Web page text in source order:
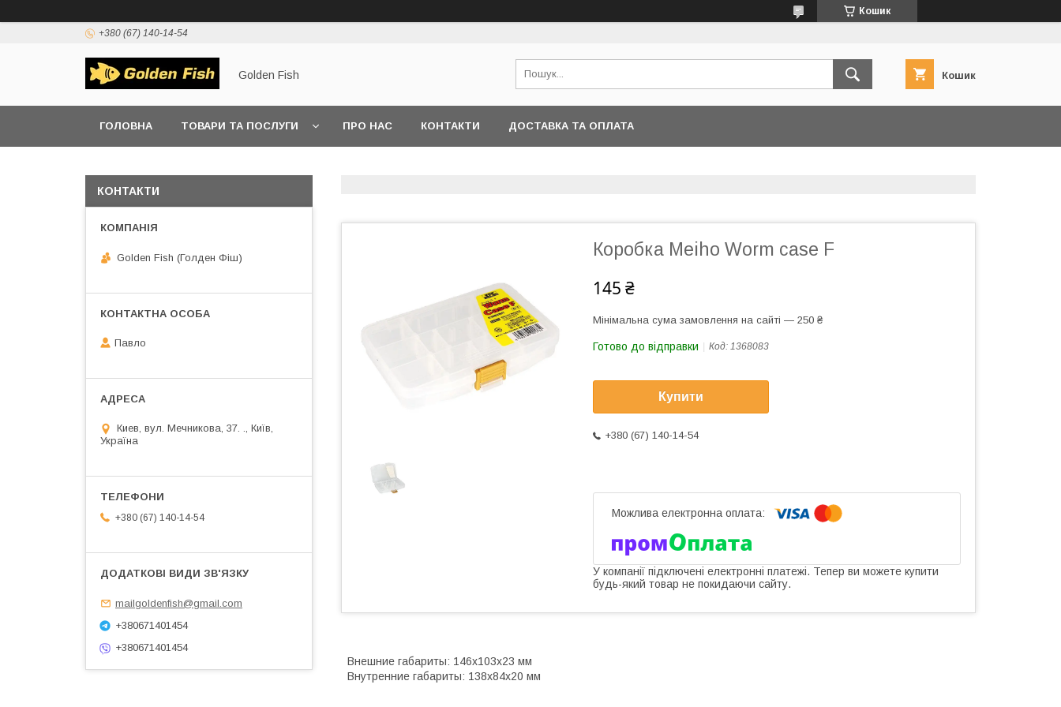
Кошик
+380 (67) 140-14-54
Golden Fish Кошик
ГОЛОВНА ТОВАРИ ТА ПОСЛУГИ ПРО НАС КОНТАКТИ ДОСТАВКА ТА ОПЛАТА
Коробка Meiho Worm case F
145 ₴
Мінімальна сума замовлення на сайті — 250 ₴
Готово до відправки Код: 1368083
Купити
+380 (67) 140-14-54
У компанії підключені електронні платежі. Тепер ви можете купити
будь-який товар не покидаючи сайту.
Внешние габариты: 146х103х23 мм
Внутренние габариты: 138х84х20 мм
КОНТАКТИ
Golden Fish (Голден Фіш)
Павло
Киев, вул. Мечникова, 37. ., Київ,
Україна
+380 (67) 140-14-54
mailgoldenfish@gmail.com
+380671401454
+380671401454